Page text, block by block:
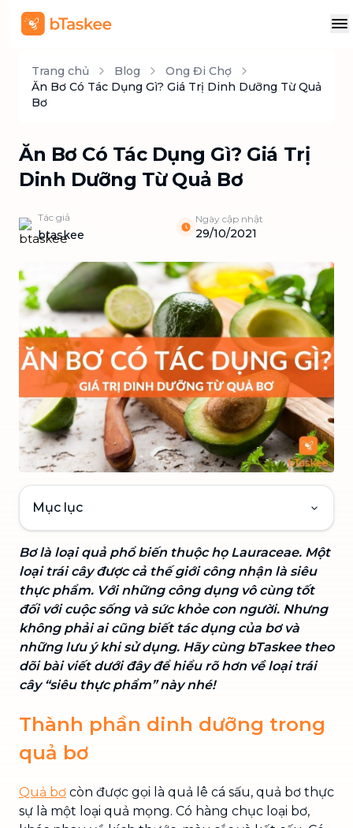
Trang chủ Blog
Ong Đi Chợ
Ăn Bơ Có Tác Dụng Gì? Giá Trị Dinh Dưỡng Từ Quả
Bơ
Ăn Bơ Có Tác Dụng Gì? Giá Trị
Dinh Dưỡng Từ Quả Bơ
Tác giả
btaskee
Ngày cập nhật
29/10/2021
Mục lục
Bơ là loại quả phổ biến thuộc họ Lauraceae. Một
loại trái cây được cả thế giới công nhận là siêu
thực phẩm. Với những công dụng vô cùng tốt
đối với cuộc sống và sức khỏe con người. Nhưng
không phải ai cũng biết tác dụng của bơ và
những lưu ý khi sử dụng. Hãy cùng bTaskee theo
dõi bài viết dưới đây để hiểu rõ hơn về loại trái
cây “siêu thực phẩm” này nhé!
Thành phần dinh dưỡng trong
quả bơ
Quả bơ còn được gọi là quả lê cá sấu, quả bơ thực
sự là một loại quả mọng. Có hàng chục loại bơ,